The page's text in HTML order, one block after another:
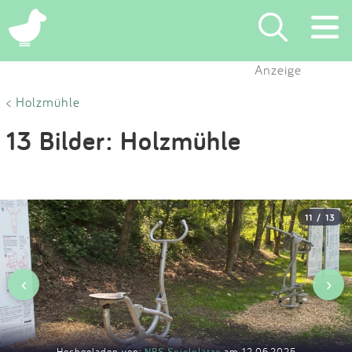
×
Eintragen
Blog
Partner
Kontakt
Anzeige
< Holzmühle
13 Bilder: Holzmühle
11 / 13
‹ ›